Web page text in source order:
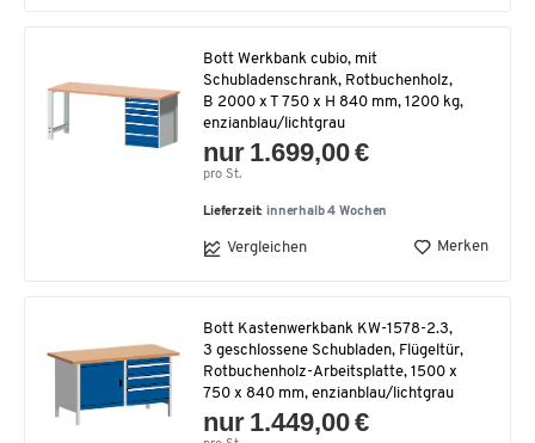
Bott Werkbank cubio, mit
Schubladenschrank, Rotbuchenholz,
B 2000 x T 750 x H 840 mm, 1200 kg,
enzianblau/lichtgrau
nur 1.699,00 €
pro St.
Lieferzeit: innerhalb 4 Wochen
Vergleichen Merken
Bott Kastenwerkbank KW-1578-2.3,
3 geschlossene Schubladen, Flügeltür,
Rotbuchenholz-Arbeitsplatte, 1500 x
750 x 840 mm, enzianblau/lichtgrau
nur 1.449,00 €